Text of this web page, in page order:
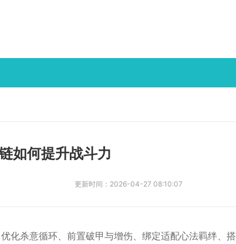
如何提升战斗力
更新时间： 2026-04-27 08:10:07
化杀意循环、前置破甲与增伤、绑定适配心法羁绊、搭